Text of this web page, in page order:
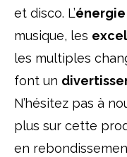
et disco. L’énergie
musique, les
les multiples
font un
N’hésitez pas à
plus sur cette
en